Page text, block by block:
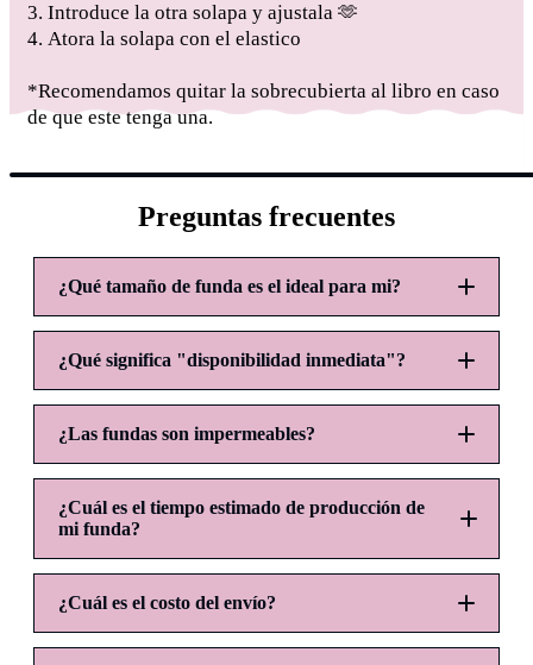
3. Introduce la otra solapa y ajustala 🫶
4. Atora la solapa con el elastico
*Recomendamos quitar la sobrecubierta al libro en caso
de que este tenga una.
Preguntas frecuentes
¿Qué tamaño de funda es el ideal para mi?
CH:
M:
¿Qué significa "disponibilidad inmediata"?
¿Las fundas son impermeables?
¿Cuál es el tiempo estimado de producción de
mi funda?
¿Cuál es el costo del envío?